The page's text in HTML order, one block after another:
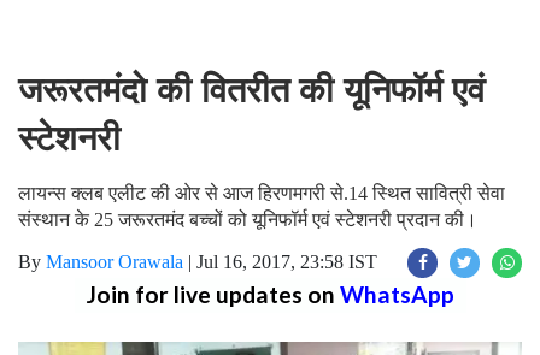
जरूरतमंदो की वितरीत की यूनिफॉर्म एवं
स्टेशनरी
लायन्स क्लब एलीट की ओर से आज हिरणमगरी से.14 स्थित सावित्री सेवा
संस्थान के 25 जरूरतमंद बच्चों को यूनिफॉर्म एवं स्टेशनरी प्रदान की।
By Mansoor Orawala | Jul 16, 2017, 23:58 IST
Join for live updates on WhatsApp